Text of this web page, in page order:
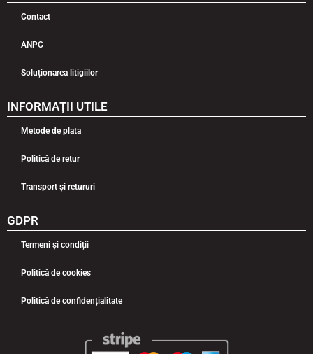
Contact
ANPC
Soluționarea litigiilor
INFORMAȚII UTILE
Metode de plata
Politică de retur
Transport și retururi
GDPR
Termeni și condiții
Politică de cookies
Politică de confidențialitate